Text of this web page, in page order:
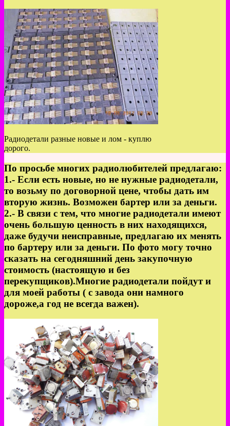
Радиодетали разные новые и лом - куплю
дорого.
По просьбе многих радиолюбителей предлагаю:
1.- Если есть новые, но не нужные радиодетали,
то возьму по договорной цене, чтобы дать им
вторую жизнь. Возможен бартер или за деньги.
2.- В связи с тем, что многие радиодетали имеют
очень большую ценность в них находящихся,
даже будучи неисправные, предлагаю их менять
по бартеру или за деньги. По фото могу точно
сказать на сегодняшний день закупочную
стоимость (настоящую и без
перекупщиков).Многие радиодетали пойдут и
для моей работы ( с завода они намного
дороже,а год не всегда важен).